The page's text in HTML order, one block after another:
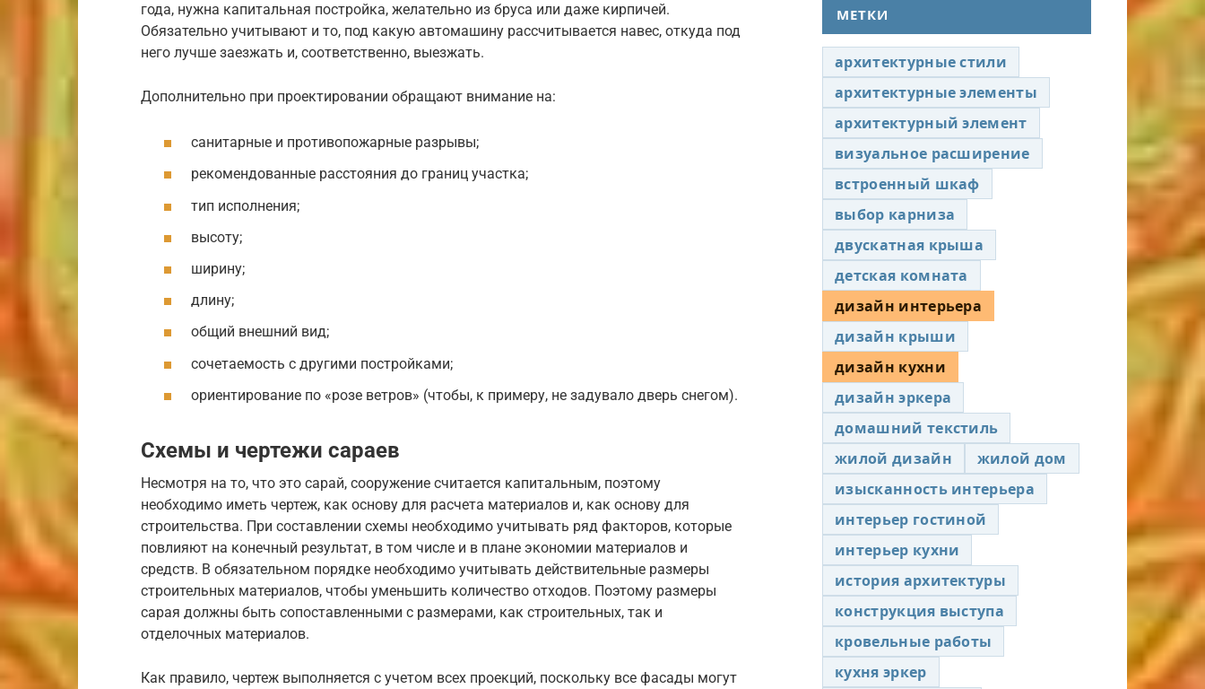
года, нужна капитальная постройка, желательно из бруса или даже кирпичей.
Обязательно учитывают и то, под какую автомашину рассчитывается навес, откуда под
него лучше заезжать и, соответственно, выезжать.
Дополнительно при проектировании обращают внимание на:
санитарные и противопожарные разрывы;
рекомендованные расстояния до границ участка;
тип исполнения;
высоту;
ширину;
длину;
общий внешний вид;
сочетаемость с другими постройками;
ориентирование по «розе ветров» (чтобы, к примеру, не задувало дверь снегом).
Схемы и чертежи сараев
Несмотря на то, что это сарай, сооружение считается капитальным, поэтому
необходимо иметь чертеж, как основу для расчета материалов и, как основу для
строительства. При составлении схемы необходимо учитывать ряд факторов, которые
повлияют на конечный результат, в том числе и в плане экономии материалов и
средств. В обязательном порядке необходимо учитывать действительные размеры
строительных материалов, чтобы уменьшить количество отходов. Поэтому размеры
сарая должны быть сопоставленными с размерами, как строительных, так и
отделочных материалов.
Как правило, чертеж выполняется с учетом всех проекций, поскольку все фасады могут
МЕТКИ
архитектурные стили
архитектурные элементы
архитектурный элемент
визуальное расширение
встроенный шкаф
выбор карниза
двускатная крыша
детская комната
дизайн интерьера
дизайн крыши
дизайн кухни
дизайн эркера
домашний текстиль
жилой дизайн
жилой дом
изысканность интерьера
интерьер гостиной
интерьер кухни
история архитектуры
конструкция выступа
кровельные работы
кухня эркер